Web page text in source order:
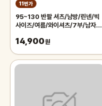
11번가
95~130 반팔 셔츠/남방/린넨/빅
사이즈/여름/와이셔츠/7부/남자/남
14,900원